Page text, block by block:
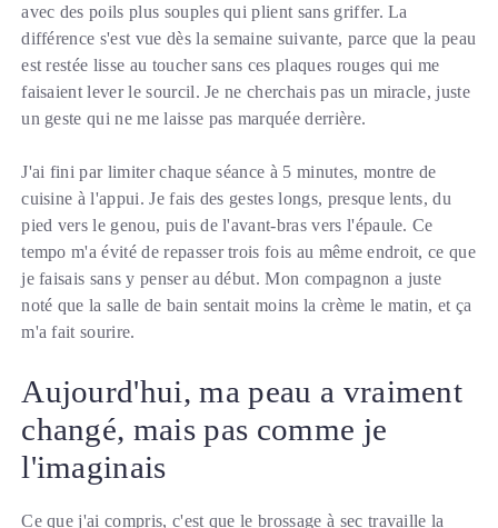
avec des poils plus souples qui plient sans griffer. La
différence s'est vue dès la semaine suivante, parce que la peau
est restée lisse au toucher sans ces plaques rouges qui me
faisaient lever le sourcil. Je ne cherchais pas un miracle, juste
un geste qui ne me laisse pas marquée derrière.
J'ai fini par limiter chaque séance à 5 minutes, montre de
cuisine à l'appui. Je fais des gestes longs, presque lents, du
pied vers le genou, puis de l'avant-bras vers l'épaule. Ce
tempo m'a évité de repasser trois fois au même endroit, ce que
je faisais sans y penser au début. Mon compagnon a juste
noté que la salle de bain sentait moins la crème le matin, et ça
m'a fait sourire.
Aujourd'hui, ma peau a vraiment
changé, mais pas comme je
l'imaginais
Ce que j'ai compris, c'est que le brossage à sec travaille la